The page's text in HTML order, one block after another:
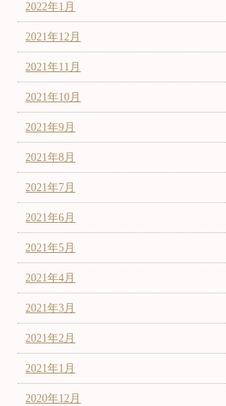
2022年1月
2021年12月
2021年11月
2021年10月
2021年9月
2021年8月
2021年7月
2021年6月
2021年5月
2021年4月
2021年3月
2021年2月
2021年1月
2020年12月